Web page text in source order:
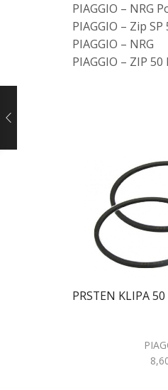
PIAGGIO – NRG
PIAGGIO – Zip SP
PIAGGIO – NRG
PIAGGIO – ZIP
PRSTEN KLIPA